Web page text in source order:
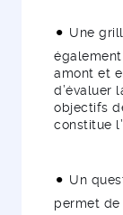
Une
amont et
d’évaluer
objectifs
constitue
Un
permet de